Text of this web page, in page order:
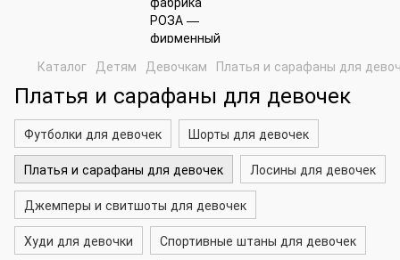
Каталог Детям Девочкам Платья и сарафаны для
Платья и сарафаны для девочек
Футболки для девочек
Шорты для девочек
Платья и сарафаны для девочек
Лосины для девочек
Джемперы и свитшоты для девочек
Худи для девочки
Спортивные штаны для девочек